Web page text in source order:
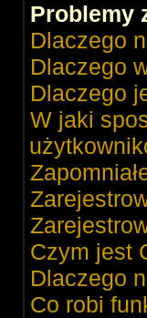
Problemy
Dlaczego
Dlaczego
Dlaczego
W jaki
Czym jest
Dlaczego
Co robi